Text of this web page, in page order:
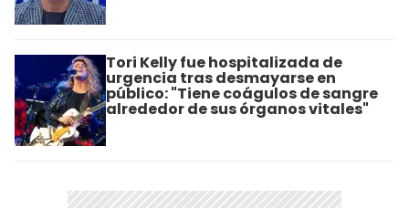
Tori Kelly fue hospitalizada de
urgencia tras desmayarse en
público: "Tiene coágulos de sangre
alrededor de sus órganos vitales"